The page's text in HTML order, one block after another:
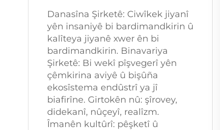
Danasîna Şirketê: Ciwîkek jiyanî
yên insaniyê bi bardimandkirin û
kalîteya jiyanê xwer ên bi
bardimandkirin. Binavariya
Şirketê: Bi wekî pîşvegerî yên
çêmkirina aviyê û bişûña
ekosîstema endûstrî ya jî
biafirîne. Girtokên nû: şîrovey,
didekanî, nûçeyî, realîzm.
Îmanên kultûrî: pêşketî û